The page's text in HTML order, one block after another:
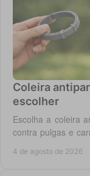
Coleira
escolher
Escolha a coleira
contra pulgas e
4 de agosto de 2026